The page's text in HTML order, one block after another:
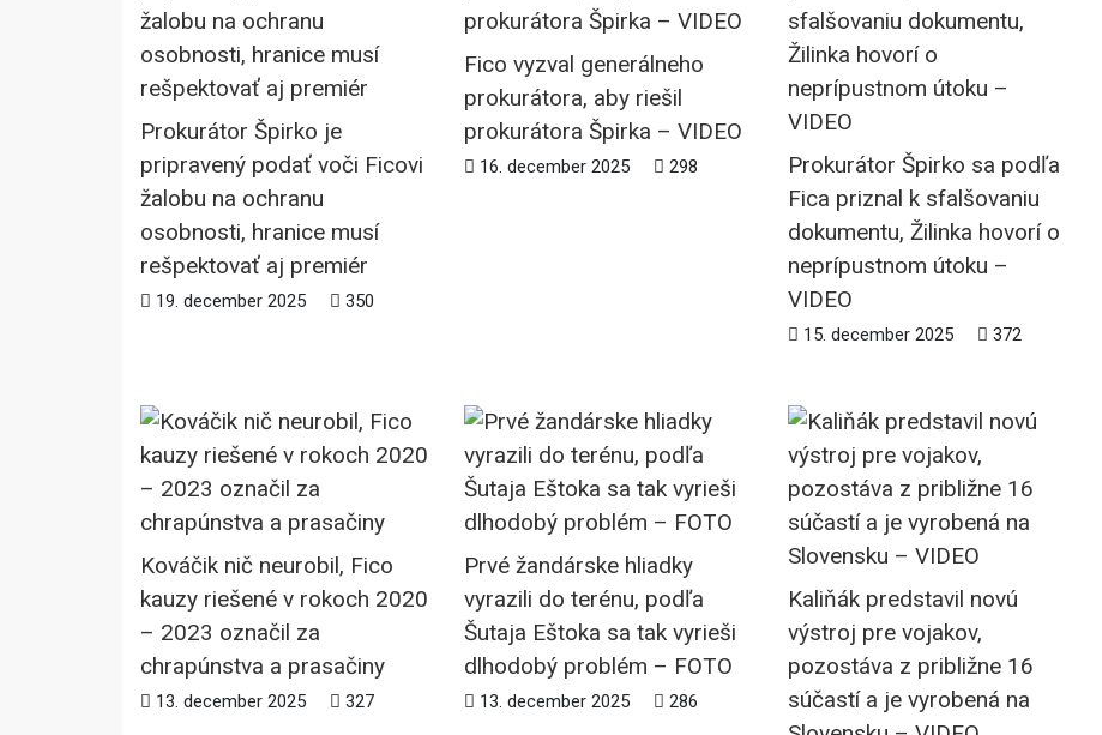
Prokurátor Špirko je
pripravený podať voči Ficovi
žalobu na ochranu
osobnosti, hranice musí
rešpektovať aj premiér
19. december 2025 350
Fico vyzval generálneho
prokurátora, aby riešil
prokurátora Špirka – VIDEO
16. december 2025 298
Prokurátor Špirko sa podľa
Fica priznal k sfalšovaniu
dokumentu, Žilinka hovorí o
neprípustnom útoku –
VIDEO
15. december 2025 372
Kováčik nič neurobil, Fico
kauzy riešené v rokoch 2020
– 2023 označil za
chrapúnstva a prasačiny
13. december 2025 327
Prvé žandárske hliadky
vyrazili do terénu, podľa
Šutaja Eštoka sa tak vyrieši
dlhodobý problém – FOTO
13. december 2025 286
Kaliňák predstavil novú
výstroj pre vojakov,
pozostáva z približne 16
súčastí a je vyrobená na